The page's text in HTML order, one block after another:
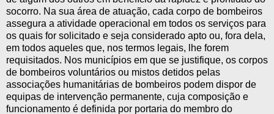
socorro. Na sua área de atuação, cada corpo de bombeiros
assegura a atividade operacional em todos os serviços para
os quais for solicitado e seja considerado apto ou, fora dela,
em todos aqueles que, nos termos legais, lhe forem
requisitados. Nos municípios em que se justifique, os corpos
de bombeiros voluntários ou mistos detidos pelas
associações humanitárias de bombeiros podem dispor de
equipas de intervenção permanente, cuja composição e
funcionamento é definida por portaria do membro do